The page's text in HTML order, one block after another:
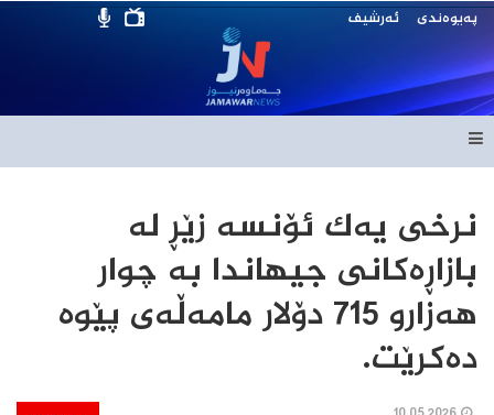
پەیوەندی ئەرشیف
نرخی یەك ئۆنسە زێڕ لە
بازاڕەكانی جیهاندا بە چوار
هەزارو 715 دۆلار مامەڵەی پێوە
دەكرێت.